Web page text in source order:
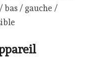
/ gauche /